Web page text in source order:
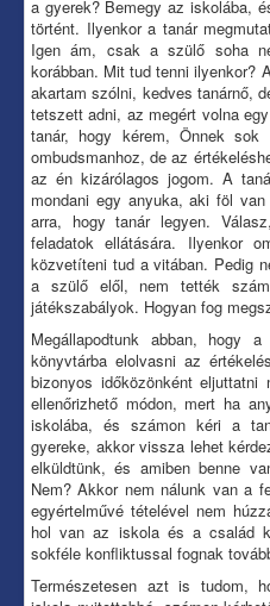
a gyerek? Bemegy az iskolába,
történt. Ilyenkor a tanár
Igen ám, csak a szülő soha
korábban. Mit tud tenni ilyenkor?
akartam szólni, kedves tanárnő,
tetszett adni, az megért volna
tanár, hogy kérem, Önnek
ombudsmanhoz, de az
az én kizárólagos jogom. A
mondani egy anyuka, aki föl
arra, hogy tanár legyen.
feladatok ellátására. Ilyenkor
közvetíteni tud a vitában. Pedig
a szülő elől, nem tették
játékszabályok. Hogyan fog
Megállapodtunk abban, hogy
könyvtárba elolvasni az
bizonyos időközönként
ellenőrizhető módon, mert ha
iskolába, és számon kéri a
gyereke, akkor vissza lehet
elküldtünk, és amiben benne
Nem? Akkor nem nálunk van a
egyértelművé tételével nem
hol van az iskola és a család
sokféle konfliktussal fognak
Természetesen azt is tudom,